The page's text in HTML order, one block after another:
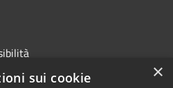
×
sui cookie